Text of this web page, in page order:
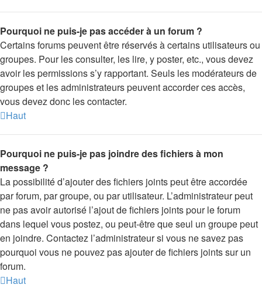
Pourquoi ne puis-je pas accéder à un forum ?
Certains forums peuvent être réservés à certains utilisateurs ou
groupes. Pour les consulter, les lire, y poster, etc., vous devez
avoir les permissions s’y rapportant. Seuls les modérateurs de
groupes et les administrateurs peuvent accorder ces accès,
vous devez donc les contacter.
Haut
Pourquoi ne puis-je pas joindre des fichiers à mon
message ?
La possibilité d’ajouter des fichiers joints peut être accordée
par forum, par groupe, ou par utilisateur. L’administrateur peut
ne pas avoir autorisé l’ajout de fichiers joints pour le forum
dans lequel vous postez, ou peut-être que seul un groupe peut
en joindre. Contactez l’administrateur si vous ne savez pas
pourquoi vous ne pouvez pas ajouter de fichiers joints sur un
forum.
Haut